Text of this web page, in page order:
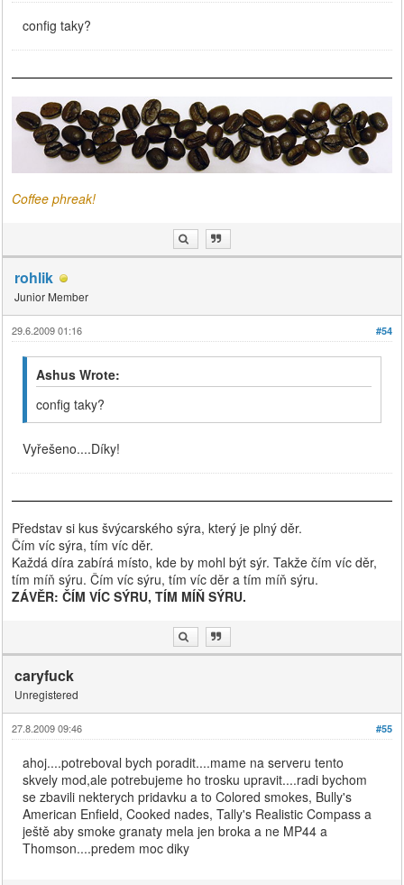
config taky?
Coffee phreak!
rohlik
Junior Member
#54
29.6.2009 01:16
Ashus Wrote:
config taky?
Vyřešeno....Díky!
Představ si kus švýcarského sýra, který je plný děr.
Čím víc sýra, tím víc děr.
Každá díra zabírá místo, kde by mohl být sýr. Takže čím víc děr,
tím míň sýru. Čím víc sýru, tím víc děr a tím míň sýru.
ZÁVĚR: ČÍM VÍC SÝRU, TÍM MÍŇ SÝRU.
caryfuck
Unregistered
#55
27.8.2009 09:46
ahoj....potreboval bych poradit....mame na serveru tento
skvely mod,ale potrebujeme ho trosku upravit....radi bychom
se zbavili nekterych pridavku a to Colored smokes, Bully's
American Enfield, Cooked nades, Tally's Realistic Compass a
ještě aby smoke granaty mela jen broka a ne MP44 a
Thomson....predem moc diky